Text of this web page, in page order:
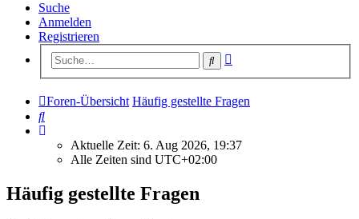
Suche
Anmelden
Registrieren
Suche
Foren-Übersicht Häufig gestellte Fragen
Suche
Aktuelle Zeit: 6. Aug 2026, 19:37
Alle Zeiten sind UTC+02:00
Häufig gestellte Fragen